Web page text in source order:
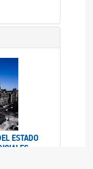
ESTADO